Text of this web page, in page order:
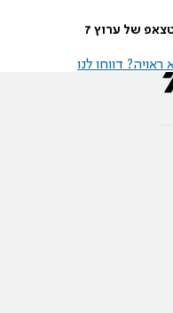
של ערוץ 7
דווחו לנו